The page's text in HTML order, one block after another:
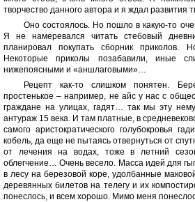
творчество данного автора и я ждал развития
Оно состоялось. Но пошло в какую-то
Я не намеревался читать стебовый
планировал покупать сборник приколов.
Некоторые приколы позабавили, иные
нижепоясными и «аншлаговыми»…
Рецепт как-то слишком понятен.
простенькое – например, не айс у нас с
граждане на улицах, гадят… так мы эту
антураж 15 века. И там платные, в
самого аристократического голубокровья
кобель, да еще не пытаясь отвернуться от
от лечения на водах, тоже в летний
облегчение… Очень весело. Масса идей для
в лесу на березовой коре, удолбанные
деревянных билетов на телегу и их
понеслось, и всем хорошо. Мимо меня